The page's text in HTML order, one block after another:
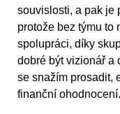
souvislosti, a pak je
protože bez týmu to
spolupráci, díky
dobré být vizionář a
se snažím prosadit,
finanční